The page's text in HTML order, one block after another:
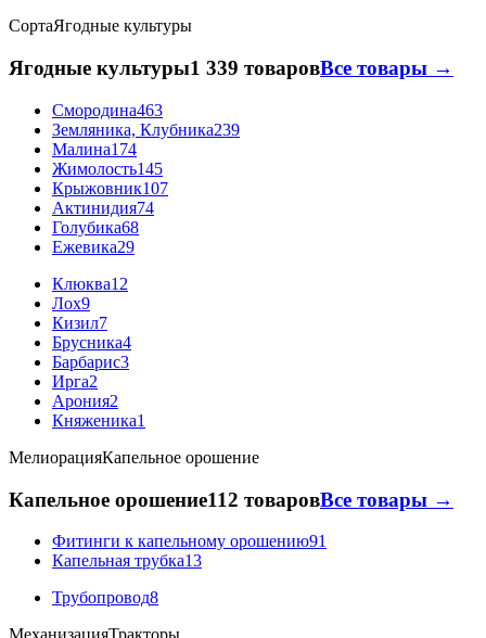
СортаЯгодные культуры
Ягодные культуры1 339 товаровВсе товары →
Смородина463
Земляника, Клубника239
Малина174
Жимолость145
Крыжовник107
Актинидия74
Голубика68
Ежевика29
Клюква12
Лох9
Кизил7
Брусника4
Барбарис3
Ирга2
Арония2
Княженика1
МелиорацияКапельное орошение
Капельное орошение112 товаровВсе товары →
Фитинги к капельному орошению91
Капельная трубка13
Трубопровод8